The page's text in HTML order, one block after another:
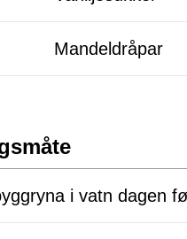
Mandeldråpar
i vatn dagen